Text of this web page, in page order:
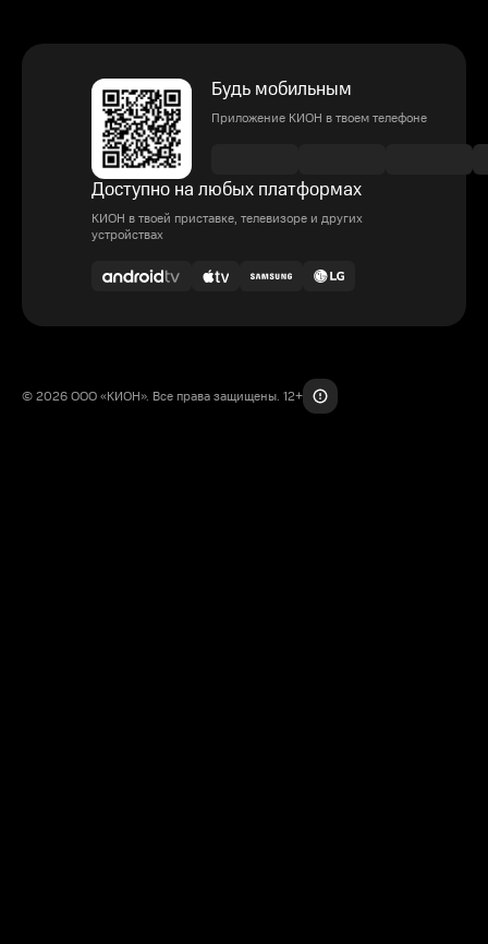
Будь мобильным
Приложение КИОН в твоем телефоне
Доступно на любых платформах
КИОН в твоей приставке, телевизоре и других
устройствах
© 2026 ООО «КИОН». Все права защищены. 12+